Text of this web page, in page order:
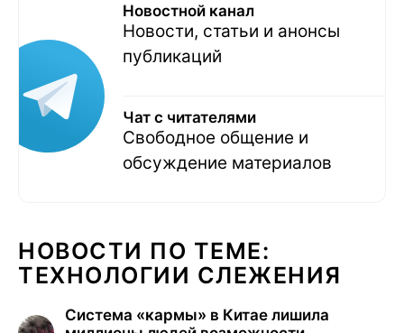
Новостной канал
Новости, статьи и анонсы
публикаций
Чат с читателями
Свободное общение и
обсуждение материалов
НОВОСТИ ПО ТЕМЕ:
ТЕХНОЛОГИИ СЛЕЖЕНИЯ
Система «кармы» в Китае лишила